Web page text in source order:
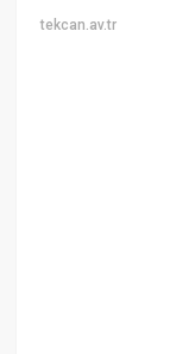
tekcan.av.tr